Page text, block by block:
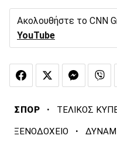
Ακολουθήστε το CNN
YouTube
ΣΠΟΡ · ΤΕΛΙΚΟΣ
ΞΕΝΟΔΟΧΕΙΟ ·